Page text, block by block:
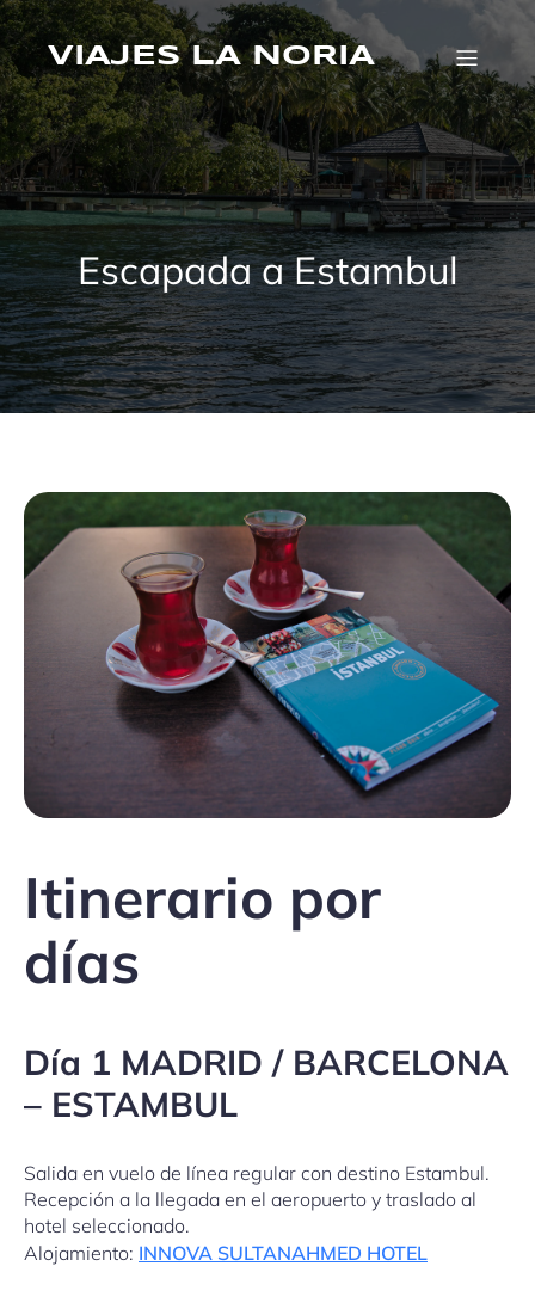
Saltar
al
contenidoVIAJES LA NORIA
Escapada a Estambul
Itinerario por
días
Día 1 MADRID / BARCELONA
– ESTAMBUL
Salida en vuelo de línea regular con destino Estambul.
Recepción a la llegada en el aeropuerto y traslado al
hotel seleccionado.
Alojamiento: INNOVA SULTANAHMED HOTEL